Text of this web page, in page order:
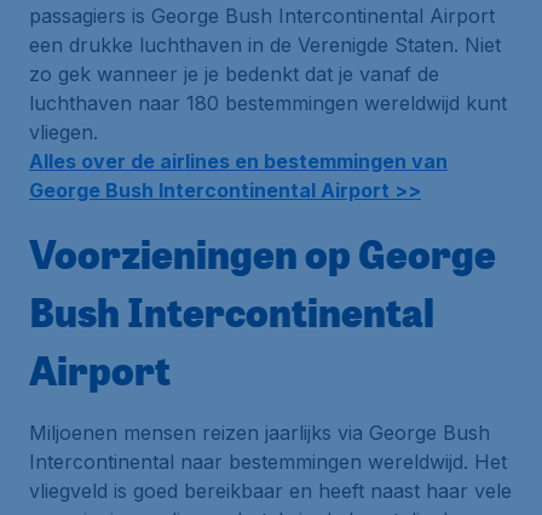
passagiers is George Bush Intercontinental Airport
een drukke luchthaven in de Verenigde Staten. Niet
zo gek wanneer je je bedenkt dat je vanaf de
luchthaven naar 180 bestemmingen wereldwijd kunt
vliegen.
Alles over de airlines en bestemmingen van
George Bush Intercontinental Airport >>
Voorzieningen op George
Bush Intercontinental
Airport
Miljoenen mensen reizen jaarlijks via George Bush
Intercontinental naar bestemmingen wereldwijd. Het
vliegveld is goed bereikbaar en heeft naast haar vele